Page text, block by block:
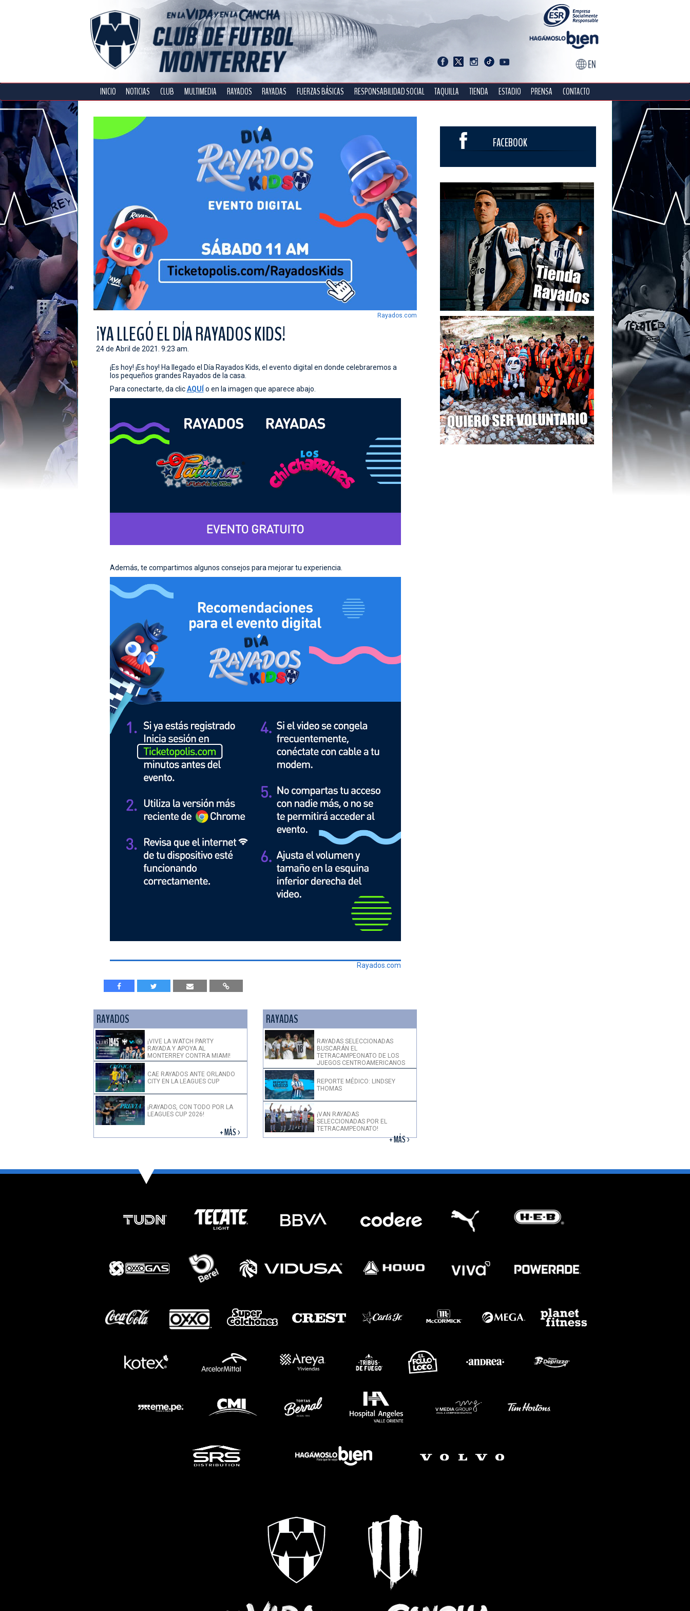
INICIO NOTICIAS CLUB MULTIMEDIA RAYADOS RAYADAS FUERZAS BÁSICAS RESPONSABILIDAD SOCIAL TAQUILLA TIENDA ESTADIO PRENSA CONTACTO
Rayados.com
¡YA LLEGÓ EL DÍA RAYADOS KIDS!
24 de Abril de 2021. 9:23 am.
¡Es hoy! ¡Es hoy! Ha llegado el Día Rayados Kids, el evento digital en donde celebraremos a
los pequeños grandes Rayados de la casa.
Para conectarte, da clicAQUÍ o en la imagen que aparece abajo.
Además, te compartimos algunos consejos para mejorar tu experiencia.
Rayados.com
RAYADOS
¡VIVE LA WATCH PARTY
RAYADA Y APOYA AL
MONTERREY CONTRA MIAMI!
CAE RAYADOS ANTE ORLANDO
CITY EN LA LEAGUES CUP
¡RAYADOS, CON TODO POR LA
LEAGUES CUP 2026!
+ MÁS >
RAYADAS
RAYADAS SELECCIONADAS
BUSCARÁN EL
TETRACAMPEONATO DE LOS
JUEGOS CENTROAMERICANOS
REPORTE MÉDICO: LINDSEY
THOMAS
¡VAN RAYADAS
SELECCIONADAS POR EL
TETRACAMPEONATO!
+ MÁS >
FACEBOOK